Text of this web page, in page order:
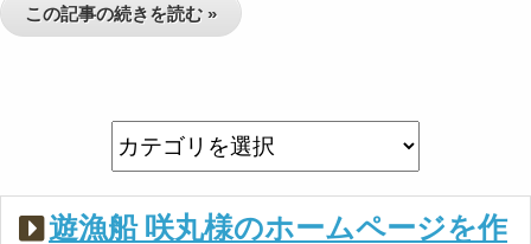
この記事の続きを読む »
遊漁船 咲丸様のホームページを作